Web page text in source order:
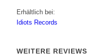
Erhältlich bei:
Idiots Records
WEITERE REVIEWS